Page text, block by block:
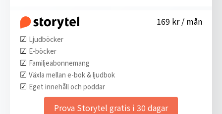
169 kr / mån
☑︎ Ljudböcker
☑︎ E-böcker
☑︎ Familjeabonnemang
☑︎ Växla mellan e-bok & ljudbok
☑︎ Eget innehåll och poddar
Prova Storytel gratis i 30 dagar